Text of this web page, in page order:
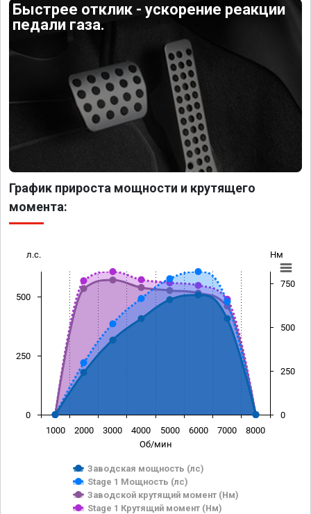
Быстрее отклик - ускорение реакции
педали газа.
График прироста мощности и крутящего
момента:
Об/мин
л.с. Нм
Заводская мощность (лс)
Stage 1 Мощность (лс)
Заводской крутящий момент (Нм)
Stage 1 Крутящий момент (Нм)
1000 2000 3000 4000 5000 6000 7000 8000
0
250
500
0
250
500
750